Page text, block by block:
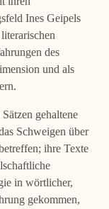
Ines Geipels
des
und als
gehaltene
Schweigen über
ihre Texte
in wörtlicher,
gekommen,